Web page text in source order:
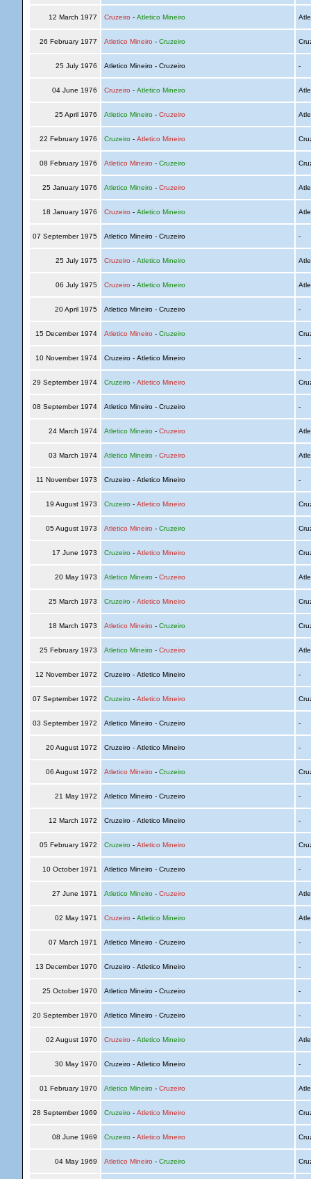
12 March 1977 Cruzeiro - Atletico Mineiro
26 February 1977 Atletico Mineiro - Cruzeiro
25 July 1976 Atletico Mineiro - Cruzeiro -
04 June 1976 Cruzeiro - Atletico Mineiro
25 April 1976 Atletico Mineiro- Cruzeiro
22 February 1976 Cruzeiro- Atletico Mineiro
08 February 1976 Atletico Mineiro - Cruzeiro
25 January 1976 Atletico Mineiro- Cruzeiro
18 January 1976 Cruzeiro - Atletico Mineiro
07 September 1975 Atletico Mineiro - Cruzeiro -
25 July 1975 Cruzeiro - Atletico Mineiro
06 July 1975 Cruzeiro - Atletico Mineiro
20 April 1975 Atletico Mineiro - Cruzeiro -
15 December 1974 Atletico Mineiro - Cruzeiro
10 November 1974 Cruzeiro - Atletico Mineiro -
29 September 1974 Cruzeiro- Atletico Mineiro
08 September 1974 Atletico Mineiro - Cruzeiro -
24 March 1974 Atletico Mineiro- Cruzeiro
03 March 1974 Atletico Mineiro- Cruzeiro
11 November 1973 Cruzeiro - Atletico Mineiro -
19 August 1973 Cruzeiro- Atletico Mineiro
05 August 1973 Atletico Mineiro - Cruzeiro
17 June 1973 Cruzeiro- Atletico Mineiro
20 May 1973 Atletico Mineiro- Cruzeiro
25 March 1973 Cruzeiro- Atletico Mineiro
18 March 1973 Atletico Mineiro - Cruzeiro
25 February 1973 Atletico Mineiro- Cruzeiro
12 November 1972 Cruzeiro - Atletico Mineiro -
07 September 1972 Cruzeiro- Atletico Mineiro
03 September 1972 Atletico Mineiro - Cruzeiro -
20 August 1972 Cruzeiro - Atletico Mineiro -
06 August 1972 Atletico Mineiro - Cruzeiro
21 May 1972 Atletico Mineiro - Cruzeiro -
12 March 1972 Cruzeiro - Atletico Mineiro -
05 February 1972 Cruzeiro- Atletico Mineiro
10 October 1971 Atletico Mineiro - Cruzeiro -
27 June 1971 Atletico Mineiro- Cruzeiro
02 May 1971 Cruzeiro - Atletico Mineiro
07 March 1971 Atletico Mineiro - Cruzeiro -
13 December 1970 Cruzeiro - Atletico Mineiro -
25 October 1970 Atletico Mineiro - Cruzeiro -
20 September 1970 Atletico Mineiro - Cruzeiro -
02 August 1970 Cruzeiro - Atletico Mineiro
30 May 1970 Cruzeiro - Atletico Mineiro -
01 February 1970 Atletico Mineiro- Cruzeiro
28 September 1969 Cruzeiro- Atletico Mineiro
08 June 1969 Cruzeiro- Atletico Mineiro
04 May 1969 Atletico Mineiro - Cruzeiro